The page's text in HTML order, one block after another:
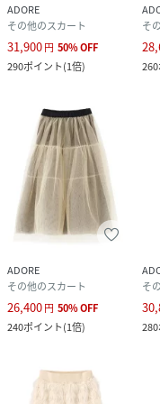
ADORE
その他のスカート
31,900円 50%OFF
290ポイント(1倍)
そ
260
ADORE
その他のスカート
26,400円 50%OFF
240ポイント(1倍)
そ
280